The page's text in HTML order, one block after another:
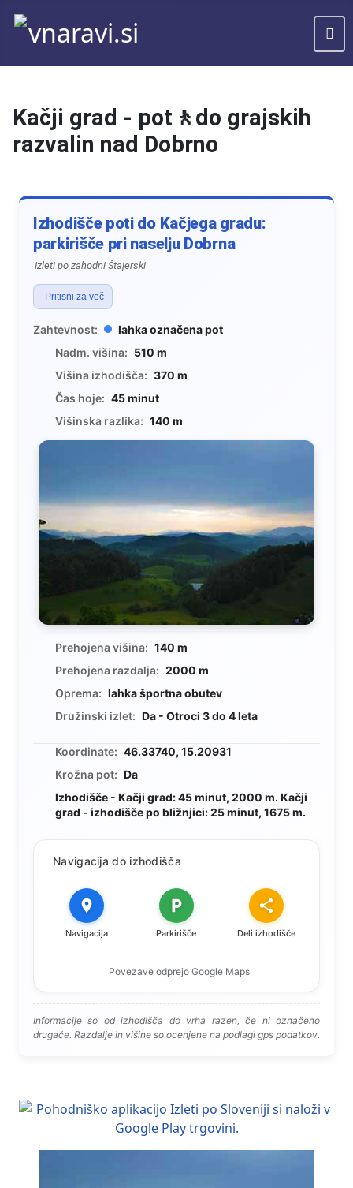
Kačji grad - pot🚶do grajskih
razvalin nad Dobrno
Izhodišče poti do Kačjega gradu:
parkirišče pri naselju Dobrna
Izleti po zahodni Štajerski
Pritisni za več
Zahtevnost:
lahka označena pot
Nadm. višina: 510 m
Višina izhodišča: 370 m
Čas hoje: 45 minut
Višinska razlika: 140 m
Prehojena višina: 140 m
Prehojena razdalja: 2000 m
Oprema: lahka športna obutev
Družinski izlet: Da - Otroci 3 do 4 leta
Koordinate: 46.33740, 15.20931
Krožna pot: Da
Izhodišče - Kačji grad: 45 minut, 2000 m. Kačji
grad - izhodišče po bližnjici: 25 minut, 1675 m.
Navigacija do izhodišča
Navigacija Parkirišče Deli izhodišče
Povezave odprejo Google Maps
Informacije so od izhodišča do vrha razen, če ni označeno
drugače. Razdalje in višine so ocenjene na podlagi gps podatkov.